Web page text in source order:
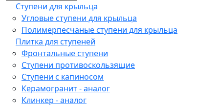
Ступени для крыльца
Угловые ступени для крыльца
Полимерпесчаные ступени для крыльца
Плитка для ступеней
Фронтальные ступени
Ступени противоскользящие
Ступени с капиносом
Керамогранит - аналог
Клинкер - аналог